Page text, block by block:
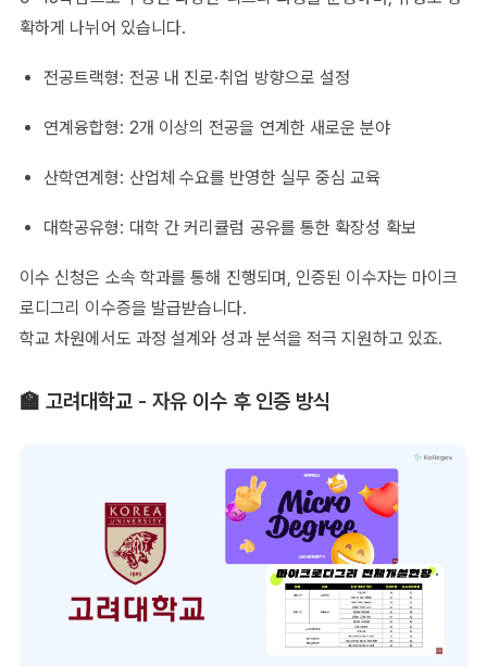
확하게 나뉘어 있습니다.
전공트랙형: 전공 내 진로·취업 방향으로 설정
연계융합형: 2개 이상의 전공을 연계한 새로운 분야
산학연계형: 산업체 수요를 반영한 실무 중심 교육
대학공유형: 대학 간 커리큘럼 공유를 통한 확장성 확보
이수 신청은 소속 학과를 통해 진행되며, 인증된 이수자는 마이크
로디그리 이수증을 발급받습니다.
학교 차원에서도 과정 설계와 성과 분석을 적극 지원하고 있죠.
🏫 고려대학교 - 자유 이수 후 인증 방식